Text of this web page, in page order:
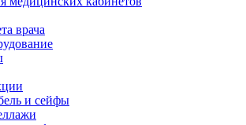
врача
и сейфы